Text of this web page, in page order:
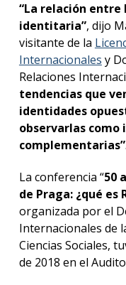
“La relación entre
identitaria”, dijo
visitante de la
Internacionales y
Relaciones
tendencias que
identidades
observarlas como
complementarias”.
La conferencia “50
de Praga: ¿qué es
organizada por el
Internacionales de
Ciencias Sociales,
de 2018 en el